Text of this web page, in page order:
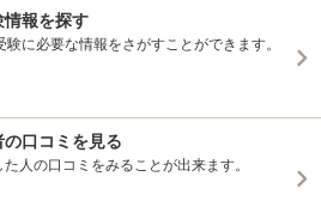
情報を探す
に必要な情報をさがすことができます。
の口コミを見る
人の口コミをみることが出来ます。